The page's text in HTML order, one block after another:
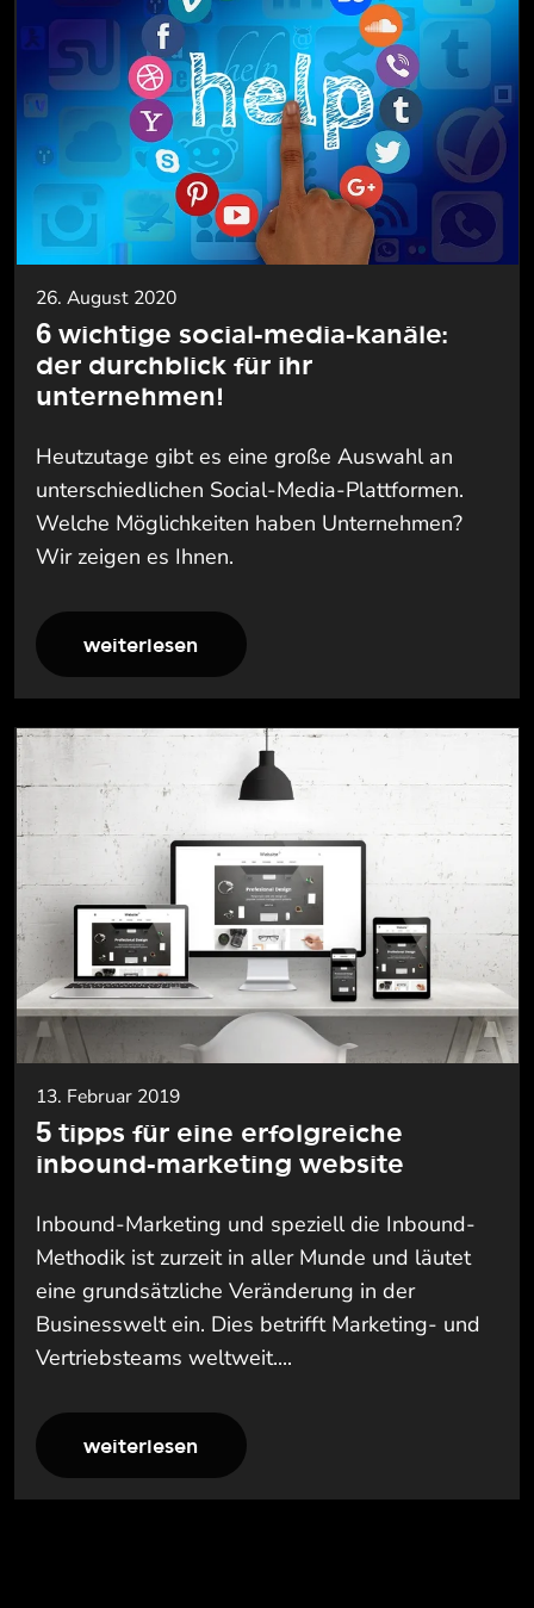
26. August 2020
6 wichtige social-media-kanäle:
der durchblick für ihr
unternehmen!
Heutzutage gibt es eine große Auswahl an
unterschiedlichen Social-Media-Plattformen.
Welche Möglichkeiten haben Unternehmen?
Wir zeigen es Ihnen.
weiterlesen
13. Februar 2019
5 tipps für eine erfolgreiche
inbound-marketing website
Inbound-Marketing und speziell die Inbound-
Methodik ist zurzeit in aller Munde und läutet
eine grundsätzliche Veränderung in der
Businesswelt ein. Dies betrifft Marketing- und
Vertriebsteams weltweit....
weiterlesen